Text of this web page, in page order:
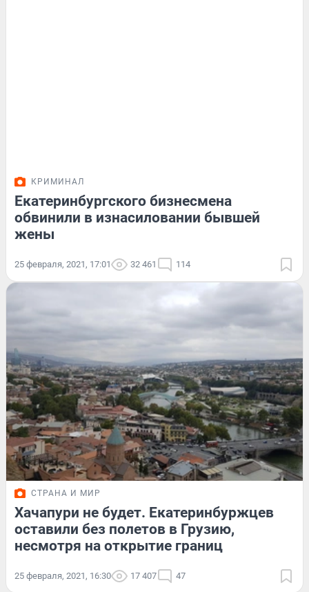
КРИМИНАЛ
Екатеринбургского бизнесмена
обвинили в изнасиловании бывшей
жены
25 февраля, 2021, 17:01 32 461 114
СТРАНА И МИР
Хачапури не будет. Екатеринбуржцев
оставили без полетов в Грузию,
несмотря на открытие границ
25 февраля, 2021, 16:30 17 407 47